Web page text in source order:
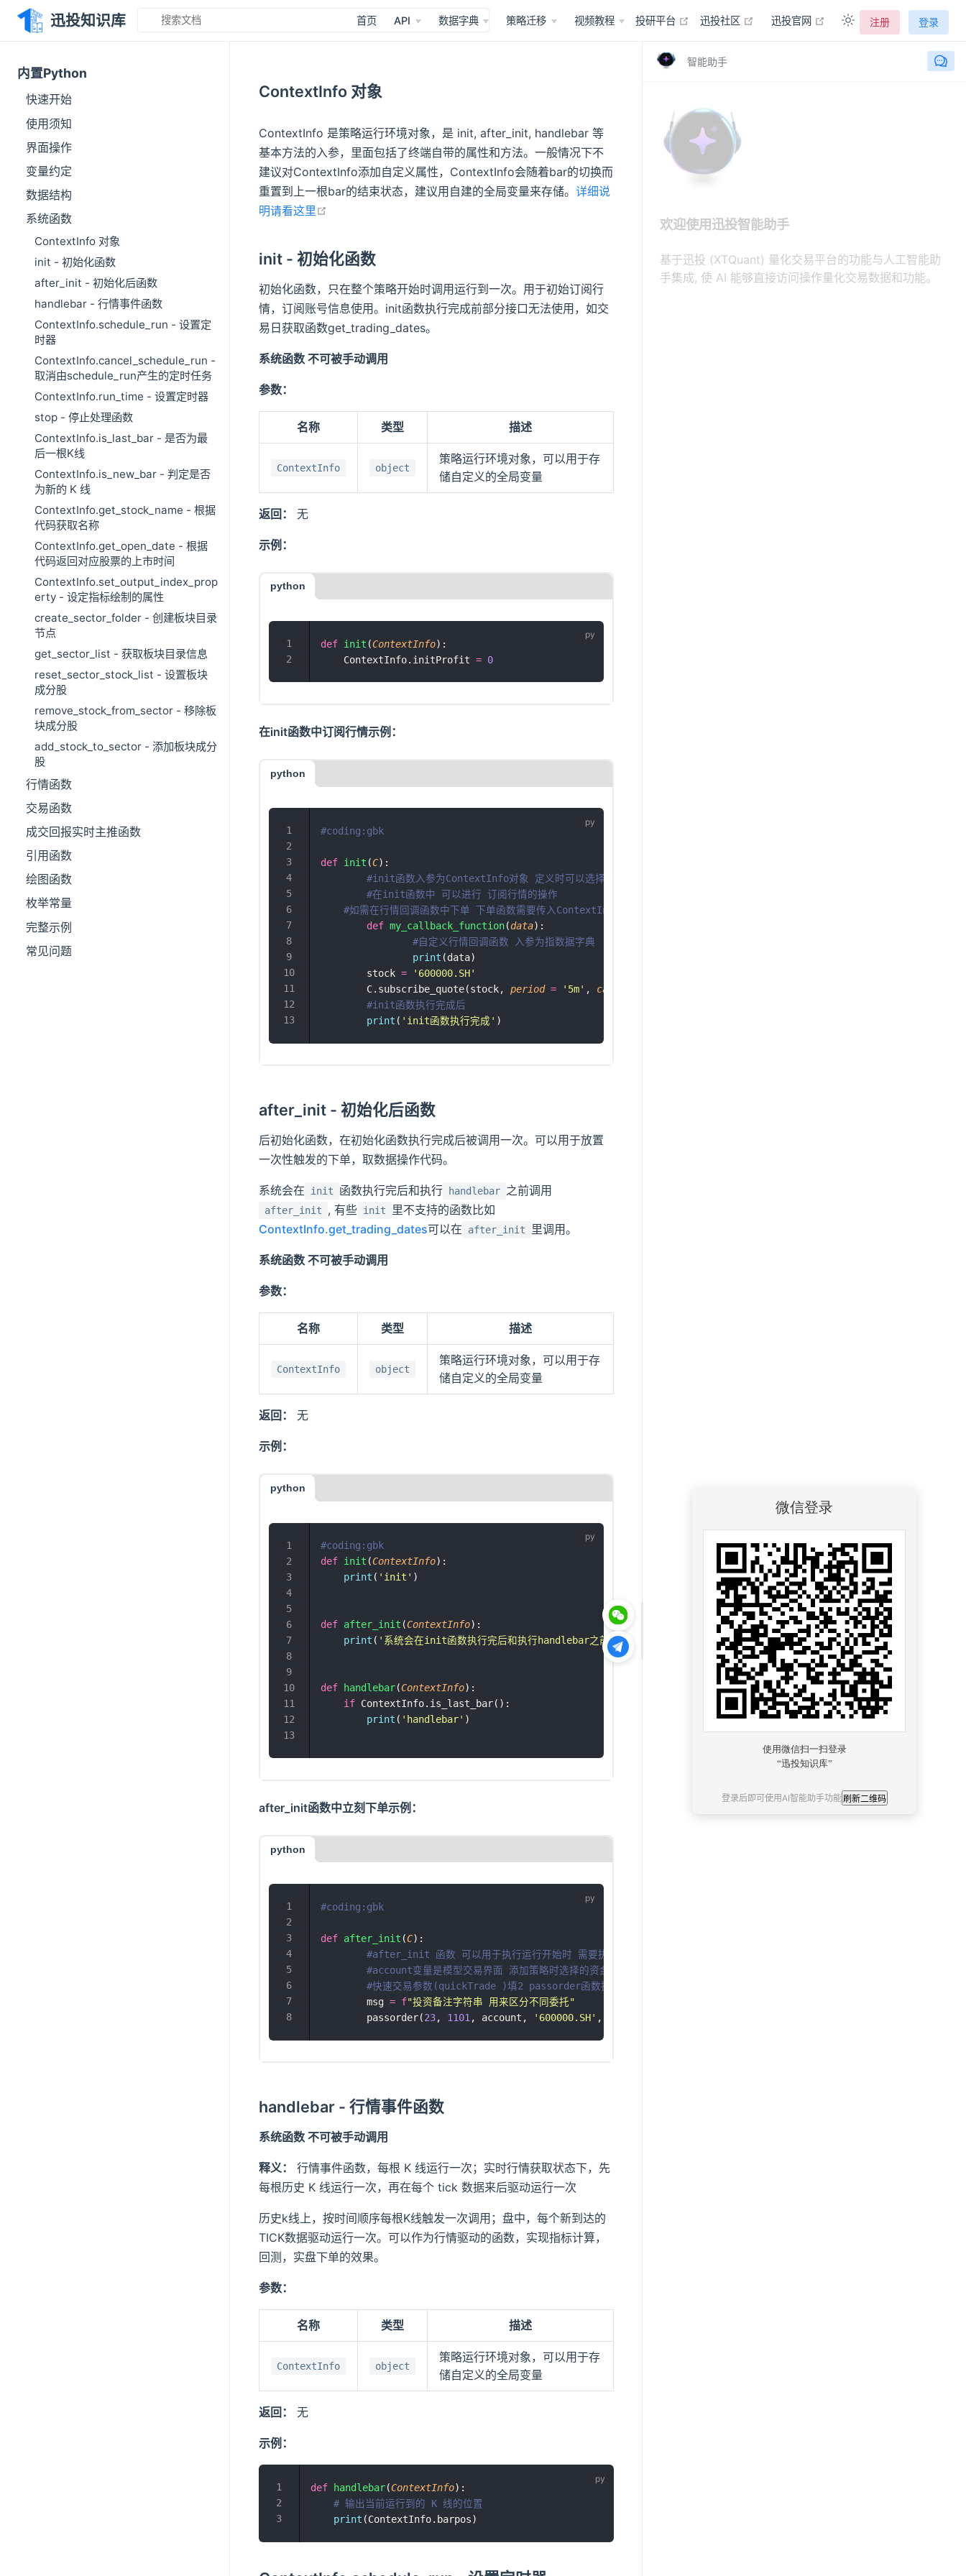
迅投知识库 首页 API 数据字典 策略迁移 视频教程 投研平台 在新窗口打开
迅投社区 在新窗口打开
迅投官网 在新窗口打开
注册 登录
智能助手
欢迎使用迅投智能助手
基于迅投 (XTQuant) 量化交易平台的功能与人工智能助
手集成, 使 AI 能够直接访问操作量化交易数据和功能。
登录后即可使用AI智能助手功能刷新二维码
内置Python
快速开始
使用须知
界面操作
变量约定
数据结构
系统函数
ContextInfo 对象
init - 初始化函数
after_init - 初始化后函数
handlebar - 行情事件函数
ContextInfo.schedule_run - 设置定
时器
ContextInfo.cancel_schedule_run -
取消由schedule_run产生的定时任务
ContextInfo.run_time - 设置定时器
stop - 停止处理函数
ContextInfo.is_last_bar - 是否为最
后一根K线
ContextInfo.is_new_bar - 判定是否
为新的 K 线
ContextInfo.get_stock_name - 根据
代码获取名称
ContextInfo.get_open_date - 根据
代码返回对应股票的上市时间
ContextInfo.set_output_index_prop
erty - 设定指标绘制的属性
create_sector_folder - 创建板块目录
节点
get_sector_list - 获取板块目录信息
reset_sector_stock_list - 设置板块
成分股
remove_stock_from_sector - 移除板
块成分股
add_stock_to_sector - 添加板块成分
股
行情函数
交易函数
成交回报实时主推函数
引用函数
绘图函数
枚举常量
完整示例
常见问题
ContextInfo 对象
ContextInfo 是策略运行环境对象，是 init, after_init, handlebar 等
基本方法的入参，里面包括了终端自带的属性和方法。一般情况下不
建议对ContextInfo添加自定义属性，ContextInfo会随着bar的切换而
重置到上一根bar的结束状态，建议用自建的全局变量来存储。 详细说
明请看这里
init - 初始化函数
初始化函数，只在整个策略开始时调用运行到一次。用于初始订阅行
情，订阅账号信息使用。init函数执行完成前部分接口无法使用，如交
易日获取函数get_trading_dates。
系统函数 不可被手动调用
参数：
名称 类型 描述
ContextInfo object
策略运行环境对象，可以用于存
储自定义的全局变量
返回： 无
示例：
python
def init (ContextInfo):
    ContextInfo.initProfit
= 0
在init函数中订阅行情示例：
python
#coding:gbk
def init (C):
#init函数入参为ContextInfo对象 定义时可以选择更简短的形参名 如C
#在init函数中 可以进行 订阅行情的操作
#如需在行情回调函数中下单 下单函数需要传入ContextInfo对象 可以通过在init中定义回调函数 来使用外层的ContextInfo
def my_callback_function(data):
#自定义行情回调函数 入参为指数据字典
print (data)
	stock
= ' 600000.SH'
	C.subscribe_quote(stock,
period = ' 5m' , callback
#init函数执行完成后
print ( ' init函数执行完成 ' )
after_init - 初始化后函数
后初始化函数，在初始化函数执行完成后被调用一次。可以用于放置
一次性触发的下单，取数据操作代码。
系统会在 init 函数执行完后和执行 handlebar 之前调用
after_init , 有些 init
里不支持的函数比如
ContextInfo.get_trading_dates可以在 after_init 里调用。
系统函数 不可被手动调用
参数：
名称 类型 描述
ContextInfo object
策略运行环境对象，可以用于存
储自定义的全局变量
返回： 无
示例：
python
#coding:gbk
def init (ContextInfo):
print ( ' init ' )
def after_init (ContextInfo):
print ( ' 系统会在init函数执行完后和执行handlebar之前调用after_init
def handlebar(ContextInfo):
if ContextInfo.is_last_bar():
print ( ' handlebar' )
after_init函数中立刻下单示例：
python
#coding:gbk
def after_init (C):
#after_init 函数 可以用于执行运行开始时 需要执行一次的代码 例如下一笔委托
#account变量是模型交易界面 添加策略时选择的资金账号 不需要手动填写 交易模型需要在模型交易界面运行 才有效
#快速交易参数(quickTrade )填2 passorder函数执行后立刻下单 不会等待k线走完再委托。 可以在after_init函数 run_time
	msg
= f"投资备注字符串 用来区分不同委托"
	passorder(
23, 1101 , account, ' 600000.SH' ,
handlebar - 行情事件函数
系统函数 不可被手动调用
释义：
行情事件函数，每根 K 线运行一次；实时行情获取状态下，先
每根历史 K 线运行一次，再在每个 tick 数据来后驱动运行一次
历史k线上，按时间顺序每根K线触发一次调用；盘中，每个新到达的
TICK数据驱动运行一次。可以作为行情驱动的函数，实现指标计算，
回测，实盘下单的效果。
参数：
名称 类型 描述
ContextInfo object
策略运行环境对象，可以用于存
储自定义的全局变量
返回： 无
示例：
def handlebar(ContextInfo):
# 输出当前运行到的 K 线的位置
print (ContextInfo.barpos)